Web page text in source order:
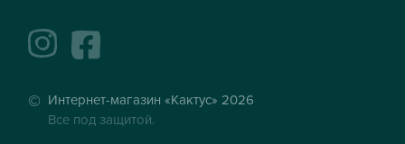
instagramfacebook
Интернет-магазин «Кактус» 2026
Все под защитой.